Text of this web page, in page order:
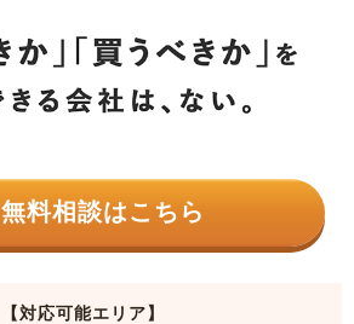
無料相談はこちら
【対応可能エリア】